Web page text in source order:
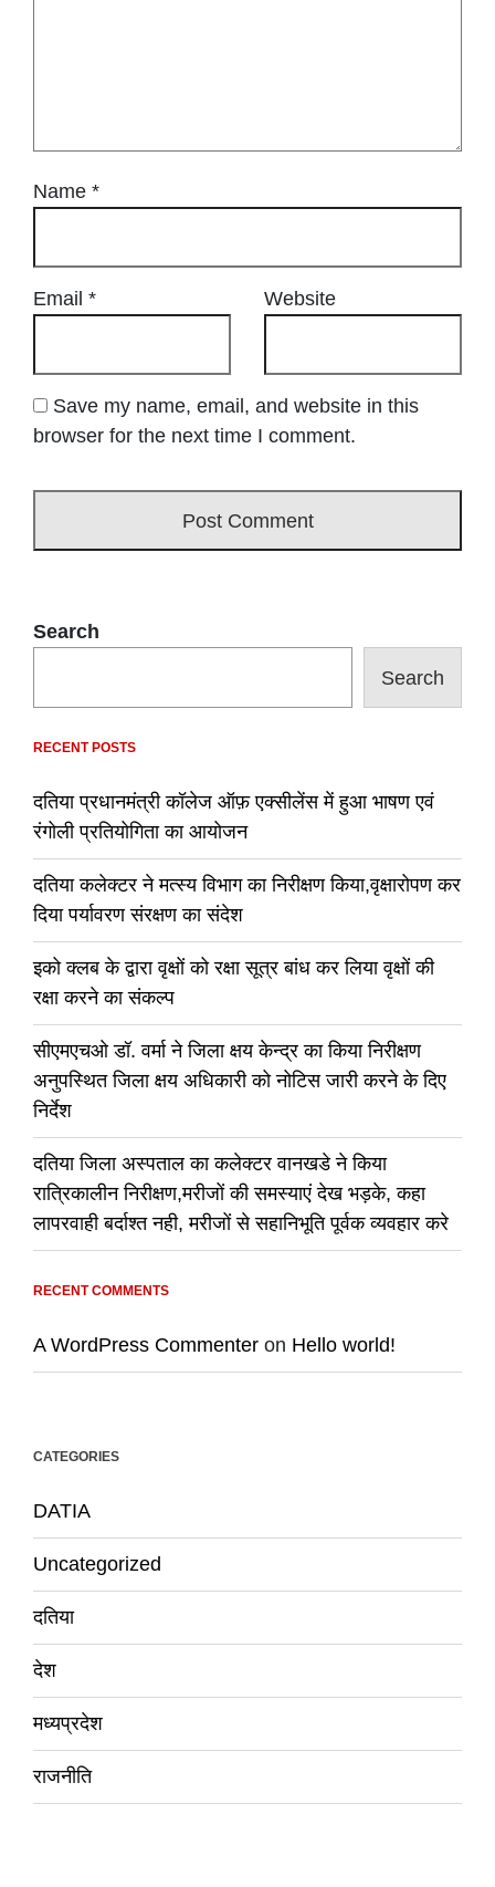
Name *
Email * Website
Save my name, email, and website in this
browser for the next time I comment.
Search
Search
RECENT POSTS
दतिया प्रधानमंत्री कॉलेज ऑफ़ एक्सीलेंस में हुआ भाषण एवं
रंगोली प्रतियोगिता का आयोजन
दतिया कलेक्टर ने मत्स्य विभाग का निरीक्षण किया,वृक्षारोपण कर
दिया पर्यावरण संरक्षण का संदेश
इको क्लब के द्वारा वृक्षों को रक्षा सूत्र बांध कर लिया वृक्षों की
रक्षा करने का संकल्प
सीएमएचओ डॉ. वर्मा ने जिला क्षय केन्द्र का किया निरीक्षण
अनुपस्थित जिला क्षय अधिकारी को नोटिस जारी करने के दिए
निर्देश
दतिया जिला अस्पताल का कलेक्टर वानखडे ने किया
रात्रिकालीन निरीक्षण,मरीजों की समस्याएं देख भड़के, कहा
लापरवाही बर्दाश्त नही, मरीजों से सहानिभूति पूर्वक व्यवहार करे
RECENT COMMENTS
A WordPress Commenter on Hello world!
CATEGORIES
DATIA
Uncategorized
दतिया
देश
मध्यप्रदेश
राजनीति